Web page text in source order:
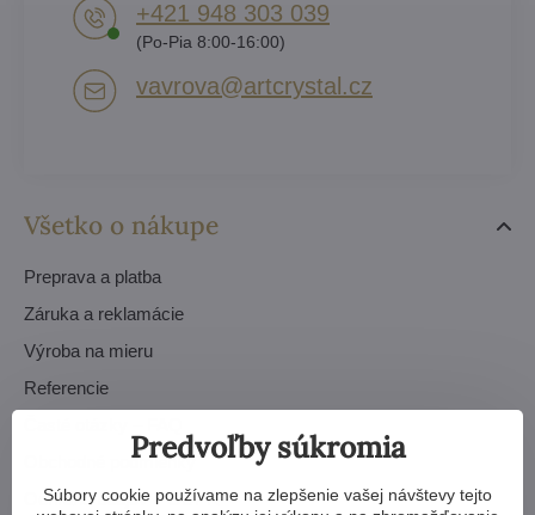
Všetko o nákupe
Preprava a platba
Záruka a reklamácie
Výroba na mieru
Referencie
Obchodné podmienky
Ochrana údajov – GDPR
+421 948 303 039
(Po-Pia 8:00-16:00)
vavrova​@artcrystal​.cz
Predvoľby súkromia
Súbory cookie používame na zlepšenie vašej návštevy tejto